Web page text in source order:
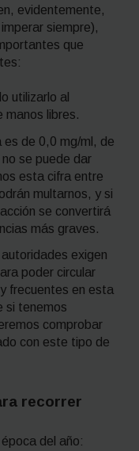
evidentemente,
siempre),
que
utilizarlo al
manos libres.
es de 0,0 mg/ml, de
se puede dar
esta cifra entre
multarnos, y si
se convertirá
más graves.
exigen
poder circular
frecuentes en esta
si tenemos
comprobar
con este tipo de
recorrer
del año: